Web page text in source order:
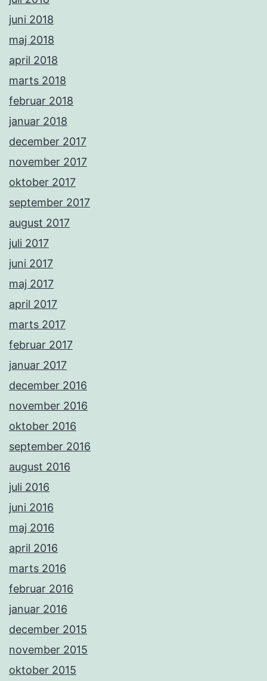
juni 2018
maj 2018
april 2018
marts 2018
februar 2018
januar 2018
december 2017
november 2017
oktober 2017
september 2017
august 2017
juli 2017
juni 2017
maj 2017
april 2017
marts 2017
februar 2017
januar 2017
december 2016
november 2016
oktober 2016
september 2016
august 2016
juli 2016
juni 2016
maj 2016
april 2016
marts 2016
februar 2016
januar 2016
december 2015
november 2015
oktober 2015